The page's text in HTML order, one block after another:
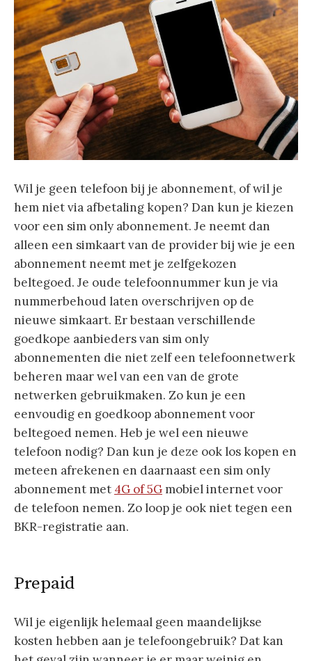
Wil je geen telefoon bij je abonnement, of wil je
hem niet via afbetaling kopen? Dan kun je kiezen
voor een sim only abonnement. Je neemt dan
alleen een simkaart van de provider bij wie je een
abonnement neemt met je zelfgekozen
beltegoed. Je oude telefoonnummer kun je via
nummerbehoud laten overschrijven op de
nieuwe simkaart. Er bestaan verschillende
goedkope aanbieders van sim only
abonnementen die niet zelf een telefoonnetwerk
beheren maar wel van een van de grote
netwerken gebruikmaken. Zo kun je een
eenvoudig en goedkoop abonnement voor
beltegoed nemen. Heb je wel een nieuwe
telefoon nodig? Dan kun je deze ook los kopen en
meteen afrekenen en daarnaast een sim only
abonnement met 4G of 5G mobiel internet voor
de telefoon nemen. Zo loop je ook niet tegen een
BKR-registratie aan.
Prepaid
Wil je eigenlijk helemaal geen maandelijkse
kosten hebben aan je telefoongebruik? Dat kan